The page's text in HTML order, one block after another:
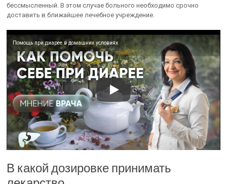
бессмысленный. В этом случае больного необходимо срочно
доставить в ближайшее лечебное учреждение.
Помощь при диарее в домашних условиях
В какой дозировке принимать